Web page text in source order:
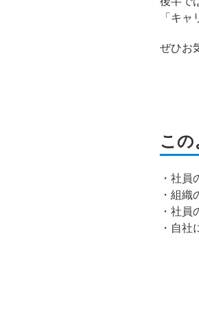
「キ
ぜひお
こ
・社
・組
・社
・自